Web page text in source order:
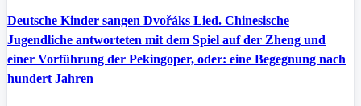
Deutsche Kinder sangen Dvořáks Lied. Chinesische
Jugendliche antworteten mit dem Spiel auf der Zheng und
einer Vorführung der Pekingoper, oder: eine Begegnung nach
hundert Jahren